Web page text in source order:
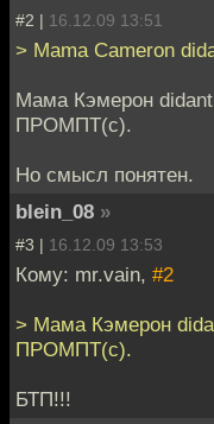
#2 | 16.12.09 13:51
> Mama Cameron
Мама Кэмерон didant
ПРОМПТ(с).
Но смысл понятен.
blein_08 »
#3 | 16.12.09 13:53
Кому: mr.vain, #2
> Мама Кэмерон
ПРОМПТ(с).
БТП!!!